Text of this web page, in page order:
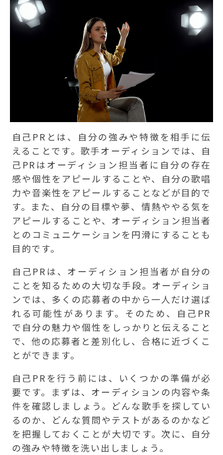
自己PRとは、自分の強みや特徴を相手に伝
えることです。歌手オーディションでは、自
己PRはオーディション担当者に自分の存在
感や個性をアピールすることや、自分の歌唱
力や音楽性をアピールすることなどが目的で
す。また、自分の目標や夢、情熱ややる気を
アピールすることや、オーディション担当者
とのコミュニケーションを円滑にすることも
目的です。
自己PRは、オーディション担当者が自分の
ことを知るための大切な手段。オーディショ
ンでは、多くの応募者の中から一人だけ選ば
れる可能性があります。そのため、自己PR
で自分の魅力や個性をしっかりと伝えること
で、他の応募者と差別化し、合格に近づくこ
とができます。
自己PRを行う前には、いくつかの準備が必
要です。まずは、オーディションの内容や条
件を確認しましょう。どんな歌手を探してい
るのか、どんな質問やテストがあるのかなど
を把握しておくことが大切です。次に、自分
の強みや特徴を洗い出しましょう。